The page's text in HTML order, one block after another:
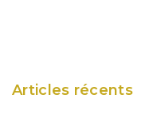
Articles récents